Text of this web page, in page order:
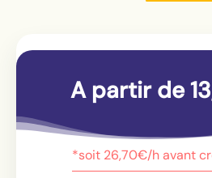
A partir de
*soit 26,70€/h avant